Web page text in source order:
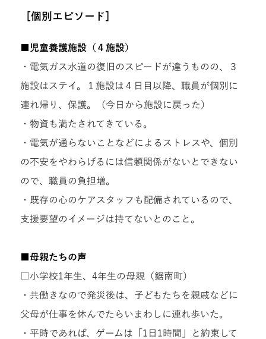
［個別エピソード］
■児童養護施設（４施設）
・電気ガス水道の復旧のスピードが違うものの、３
施設はステイ。１施設は４日目以降、職員が個別に
連れ帰り、保護。（今日から施設に戻った）
・物資も満たされてきている。
・電気が通らないことなどによるストレスや、個別
の不安をやわらげるには信頼関係がないとできない
ので、職員の負担増。
・既存の心のケアスタッフも配備されているので、
支援要望のイメージは持てないとのこと。
■母親たちの声
□小学校1年生、4年生の母親（鋸南町）
・共働きなので発災後は、子どもたちを親戚などに
父母が仕事を休んでたらいまわしに連れ歩いた。
・平時であれば、ゲームは「1日1時間」と約束して